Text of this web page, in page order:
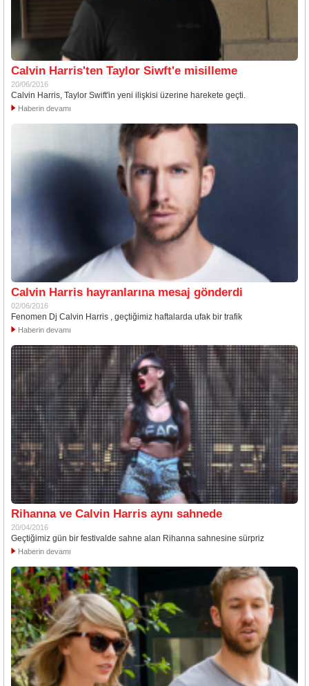
Calvin Harris'ten Taylor Siwft'e misilleme
20/06/2016
Calvin Harris, Taylor Swift'in yeni ilişkisi üzerine harekete geçti.
Haberin devamı
Calvin Harris hayranlarına mesaj gönderdi
02/06/2016
Fenomen Dj Calvin Harris , geçtiğimiz haftalarda ufak bir trafik
Haberin devamı
Rihanna ve Calvin Harris aynı sahnede
20/04/2016
Geçtiğimiz gün bir festivalde sahne alan Rihanna sahnesine sürpriz
Haberin devamı